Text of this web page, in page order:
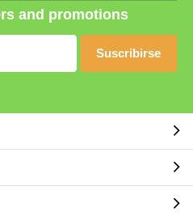
and promotions
Suscribirse